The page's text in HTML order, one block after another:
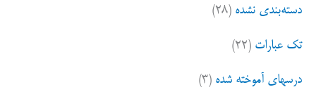
است
ادسته‌بندی نشده (۲۸)
تک عبارات (۲۲)
درسهای آموخته شده (۳)